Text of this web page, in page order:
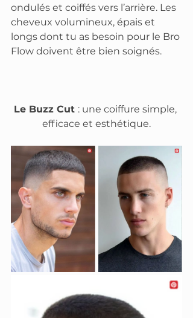
ondulés et coiffés vers l’arrière. Les
cheveux volumineux, épais et
longs dont tu as besoin pour le Bro
Flow doivent être bien soignés.
Le Buzz Cut : une coiffure simple,
efficace et esthétique.